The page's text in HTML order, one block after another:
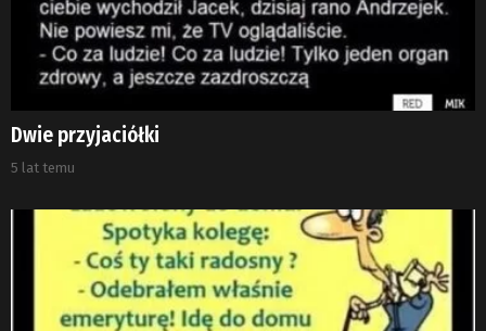
Dwie przyjaciółki
5 lat temu